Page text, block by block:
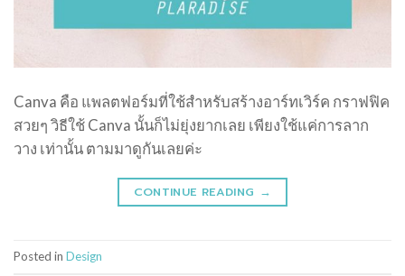
Canva คือ แพลตฟอร์มที่ใช้สำหรับสร้างอาร์ทเวิร์ค กราฟฟิค
สวยๆ วิธีใช้ Canva นั้นก็ไม่ยุ่งยากเลย เพียงใช้แค่การลาก
วาง เท่านั้น ตามมาดูกันเลยค่ะ
CONTINUE READING →
Posted in Design